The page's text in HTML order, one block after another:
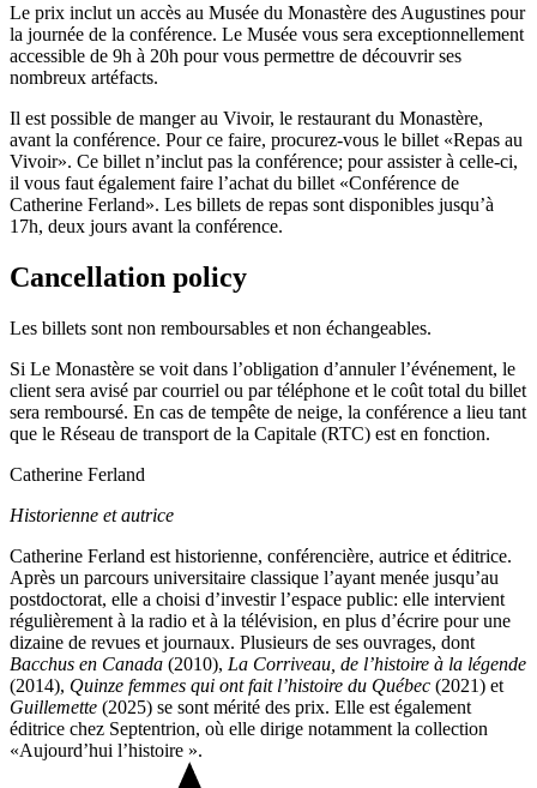
Le prix inclut un accès au Musée du Monastère des Augustines pour
la journée de la conférence. Le Musée vous sera exceptionnellement
accessible de 9h à 20h pour vous permettre de découvrir ses
nombreux artéfacts.
Il est possible de manger au Vivoir, le restaurant du Monastère,
avant la conférence. Pour ce faire, procurez-vous le billet «Repas au
Vivoir». Ce billet n’inclut pas la conférence; pour assister à celle-ci,
il vous faut également faire l’achat du billet «Conférence de
Catherine Ferland». Les billets de repas sont disponibles jusqu’à
17h, deux jours avant la conférence.
Cancellation policy
Les billets sont non remboursables et non échangeables.
Si Le Monastère se voit dans l’obligation d’annuler l’événement, le
client sera avisé par courriel ou par téléphone et le coût total du billet
sera remboursé. En cas de tempête de neige, la conférence a lieu tant
que le Réseau de transport de la Capitale (RTC) est en fonction.
Catherine Ferland
Historienne et autrice
Catherine Ferland est historienne, conférencière, autrice et éditrice.
Après un parcours universitaire classique l’ayant menée jusqu’au
postdoctorat, elle a choisi d’investir l’espace public: elle intervient
régulièrement à la radio et à la télévision, en plus d’écrire pour une
dizaine de revues et journaux. Plusieurs de ses ouvrages, dont
Bacchus en Canada (2010), La Corriveau, de l’histoire à la légende
(2014), Quinze femmes qui ont fait l’histoire du Québec (2021) et
Guillemette (2025) se sont mérité des prix. Elle est également
éditrice chez Septentrion, où elle dirige notamment la collection
«Aujourd’hui l’histoire ».